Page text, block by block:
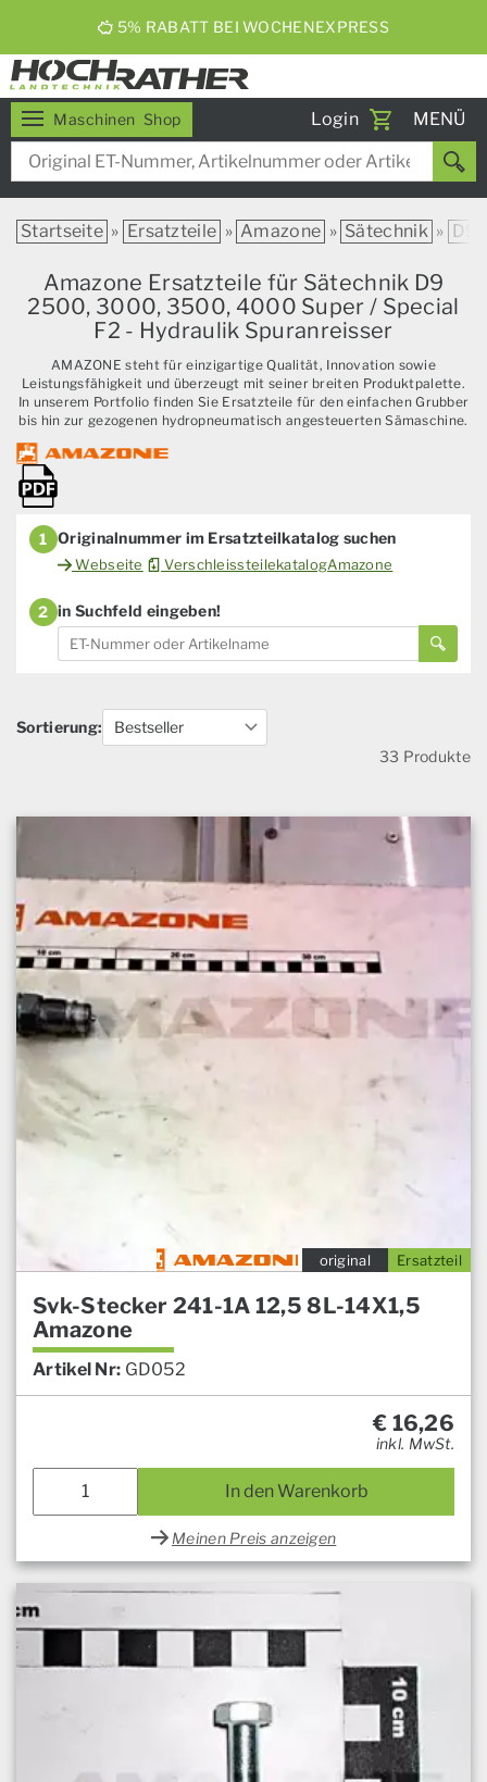
ERNTEBIER 2026
Maschinen Shop Login
Toggle
MENÜ
Startseite » Ersatzteile » Amazone » Sätechnik » D9
Amazone Ersatzteile für Sätechnik D9
2500, 3000, 3500, 4000 Super / Special
F2 - Hydraulik Spuranreisser
AMAZONE steht für einzigartige Qualität, Innovation sowie
Leistungsfähigkeit und überzeugt mit seiner breiten Produktpalette.
In unserem Portfolio finden Sie Ersatzteile für den einfachen Grubber
bis hin zur gezogenen hydropneumatisch angesteuerten Sämaschine.
1 Originalnummer im Ersatzteilkatalog suchen
Webseite VerschleissteilekatalogAmazone
2 in Suchfeld eingeben!
Sortierung:
33 Produkte
Ersatzteil
original
Svk-Stecker 241-1A 12,5 8L-14X1,5
Amazone
Artikel Nr: GD052
€ 16,26
inkl. MwSt.
In den Warenkorb
Meinen Preis anzeigen